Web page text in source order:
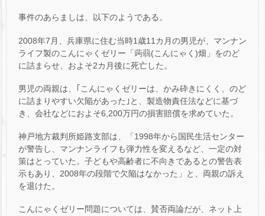
事件のあらましは、以下のようである。
2008年7月、兵庫県に住む当時1歳11カ月の男児が、マンナン
ライフ製のこんにゃくゼリー「蒟蒻(こんにゃく)畑」をのど
に詰まらせ、およそ2カ月後に死亡した。
男児の両親は、｢こんにゃくゼリーは、かみ砕きにくく、のど
に詰まりやすい欠陥があった｣と、製造物責任法などに基づ
き、会社などにおよそ6,200万円の損害賠償を求めていた。
神戸地方裁判所姫路支部は、「1998年から国民生活センター
が警告し、マンナンライフも弾力性を変えるなど、一定の対
策はとっていた。子どもや高齢者に不向きであるとの警告表
示もあり、2008年の段階で欠陥はなかった」と、両親の訴え
を退けた。
こんにゃくゼリー問題については、賛否両論だが、ネット上